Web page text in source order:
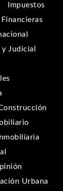
Impuestos
y Judicial
Urbana